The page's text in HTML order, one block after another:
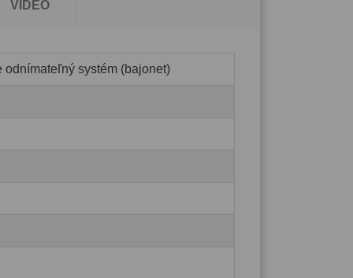
VIDEO
odnímateľný systém (bajonet)